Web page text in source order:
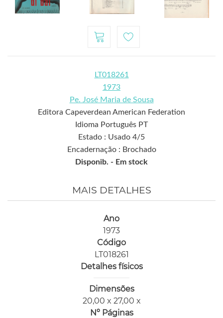
LT018261
1973
Pe. José Maria de Sousa
Editora Capeverdean American Federation
Idioma Português PT
Estado : Usado 4/5
Encadernação : Brochado
Disponib. - Em stock
MAIS DETALHES
Ano
1973
Código
LT018261
Detalhes físicos
Dimensões
20,00 x 27,00 x
Nº Páginas